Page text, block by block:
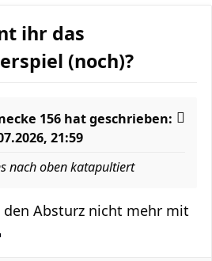
ihr das
(noch)?
156 hat geschrieben:
21:59
nach oben katapultiert
Absturz nicht mehr mit